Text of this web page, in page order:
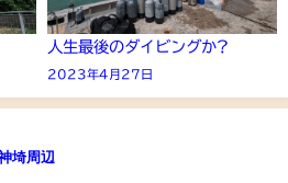
人生最後のダイビングか?
2023年4月27日
埼周辺